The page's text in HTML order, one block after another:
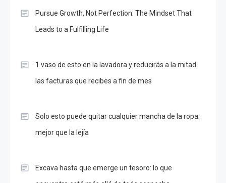
Pursue Growth, Not Perfection: The Mindset That
Leads to a Fulfilling Life
1 vaso de esto en la lavadora y reducirás a la mitad
las facturas que recibes a fin de mes